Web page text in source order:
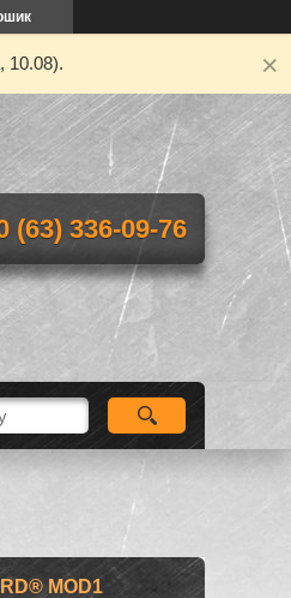
10.08).
(63) 336-09-76
MOD1